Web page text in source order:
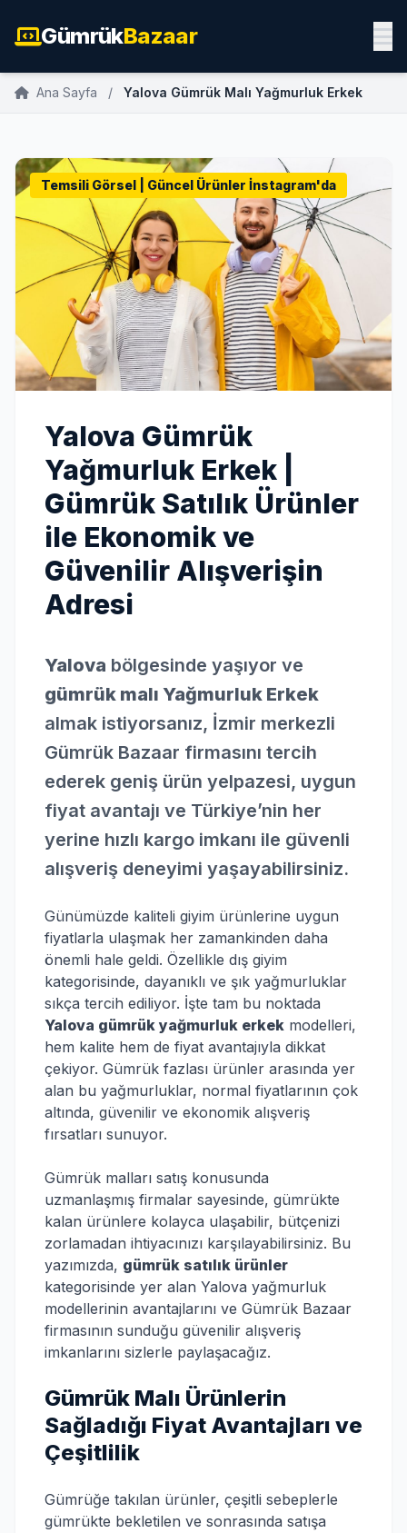
GümrükBazaar
Ana Sayfa / Yalova Gümrük Malı Yağmurluk Erkek
Temsili Görsel | Güncel Ürünler İnstagram'da
Yalova Gümrük
Yağmurluk Erkek |
Gümrük Satılık Ürünler
ile Ekonomik ve
Güvenilir Alışverişin
Adresi
Yalova bölgesinde yaşıyor ve
gümrük malı Yağmurluk Erkek
almak istiyorsanız, İzmir merkezli
Gümrük Bazaar firmasını tercih
ederek geniş ürün yelpazesi, uygun
fiyat avantajı ve Türkiye’nin her
yerine hızlı kargo imkanı ile güvenli
alışveriş deneyimi yaşayabilirsiniz.
Günümüzde kaliteli giyim ürünlerine uygun
fiyatlarla ulaşmak her zamankinden daha
önemli hale geldi. Özellikle dış giyim
kategorisinde, dayanıklı ve şık yağmurluklar
sıkça tercih ediliyor. İşte tam bu noktada
Yalova gümrük yağmurluk erkek modelleri,
hem kalite hem de fiyat avantajıyla dikkat
çekiyor. Gümrük fazlası ürünler arasında yer
alan bu yağmurluklar, normal fiyatlarının çok
altında, güvenilir ve ekonomik alışveriş
fırsatları sunuyor.
Gümrük malları satış konusunda
uzmanlaşmış firmalar sayesinde, gümrükte
kalan ürünlere kolayca ulaşabilir, bütçenizi
zorlamadan ihtiyacınızı karşılayabilirsiniz. Bu
yazımızda, gümrük satılık ürünler
kategorisinde yer alan Yalova yağmurluk
modellerinin avantajlarını ve Gümrük Bazaar
firmasının sunduğu güvenilir alışveriş
imkanlarını sizlerle paylaşacağız.
Gümrük Malı Ürünlerin
Sağladığı Fiyat Avantajları ve
Çeşitlilik
Gümrüğe takılan ürünler, çeşitli sebeplerle
gümrükte bekletilen ve sonrasında satışa